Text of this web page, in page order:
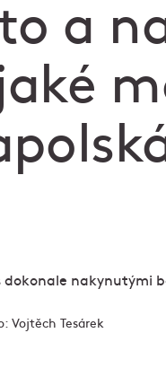
a
Vojtěch Tesárek